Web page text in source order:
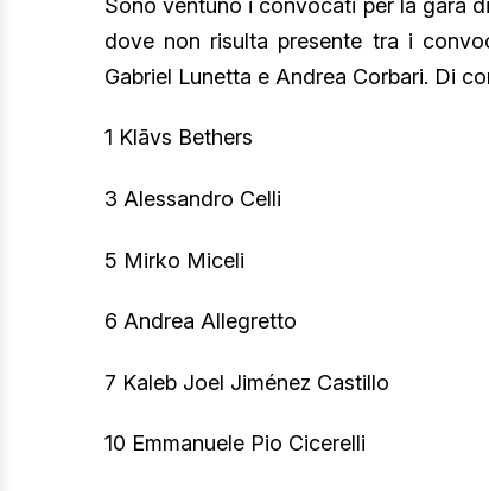
Sono ventuno i convocati per la gara
dove non risulta presente tra i
Gabriel Lunetta e Andrea Corbari. Di
1 Klāvs Bethers
3 Alessandro Celli
5 Mirko Miceli
6 Andrea Allegretto
7 Kaleb Joel Jiménez Castillo
10 Emmanuele Pio Cicerelli